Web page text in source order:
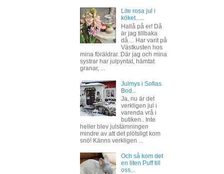
Lite rosa jul i
köket......
Hallå på er! Då
är jag tillbaka
då.... Har varit på
Västkusten hos
mina föräldrar. Där jag och mina
systrar har julpyntat, hämtat
granar, ...
Julmys i Sofias
Bod...
Ja, nu är det
verkligen jul i
varenda vrå i
butiken.. Inte
heller blev julstämningen
mindre av att det plötsligt kom
snö! Känns verkligen ...
Och så kom det
en liten Puff till
oss...